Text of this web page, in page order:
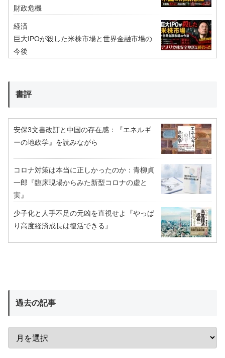
財政危機
経済
巨大IPOが殺した米株市場と世界金融市場の
今後
書評
安保3文書改訂と中国の存在感：『エネルギ
ーの地政学』を読みながら
コロナ対策は本当に正しかったのか：青柳貞
一郎『臨床現場からみた新型コロナの虚と
実』
少子化と人手不足の元凶を直視せよ『やっぱ
り高度経済成長は復活できる』
過去の記事